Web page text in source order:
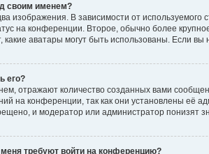
своим именем?
изображения. В зависимости от
на конференции. Второе, обычно более
какие аватары могут быть использованы. Если
его?
отражают количество созданных вами
на конференции, так как они установлены её
и модератор или администратор понизят
требуют войти на конференцию?